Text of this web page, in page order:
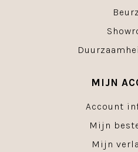
MIJN
Account
Mijn
Mijn